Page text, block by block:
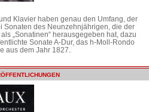
Klavier haben genau den Umfang, der
Sonaten des Neunzehnjährigen, die der
„Sonatinen“ herausgegeben hat, dazu
Sonate A-Dur, das h-Moll-Rondo
aus dem Jahr 1827.